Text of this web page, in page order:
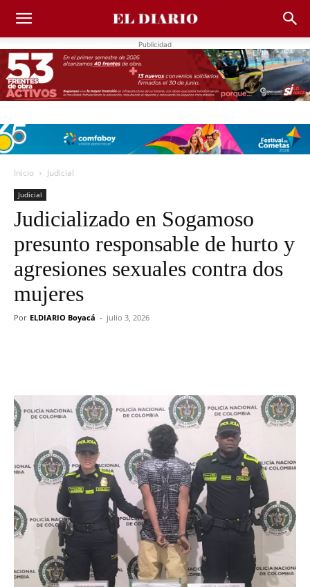
Publicidad
Inicio Judicial
Judicial
Judicializado en Sogamoso
presunto responsable de hurto y
agresiones sexuales contra dos
mujeres
Por ELDIARIO Boyacá - julio 3, 2026